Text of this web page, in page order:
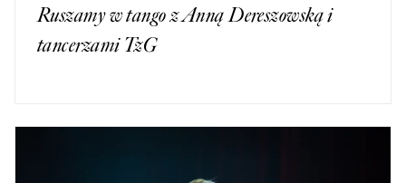
Ruszamy w tango z Anną Dereszowską i
tancerzami TzG